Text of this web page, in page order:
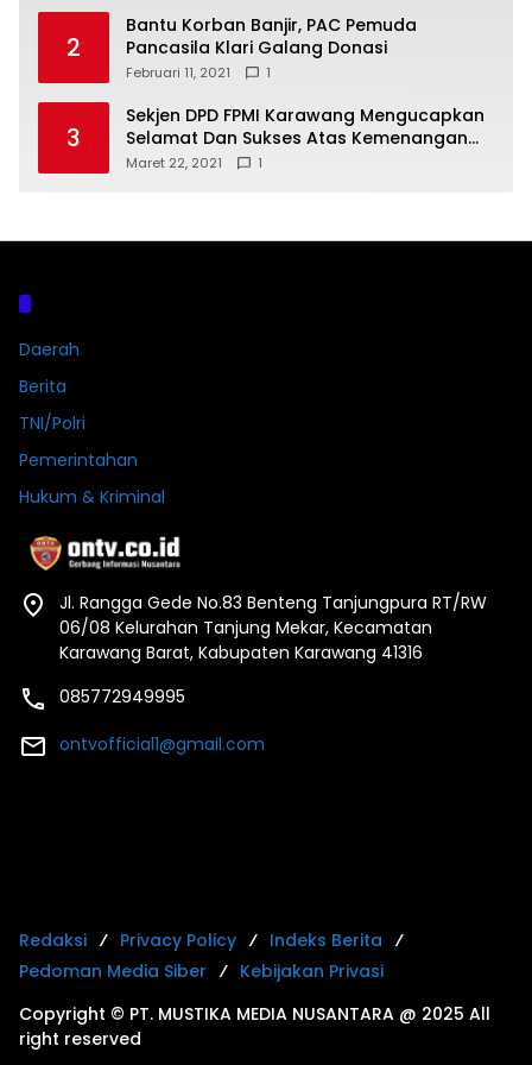
2
Bantu Korban Banjir, PAC Pemuda
Pancasila Klari Galang Donasi
Februari 11, 2021 1
3
Sekjen DPD FPMI Karawang Mengucapkan
Selamat Dan Sukses Atas Kemenangan
Calon Kades Dayeuhluhur H.Sapin
Maret 22, 2021 1
Daerah
Berita
TNI/Polri
Pemerintahan
Hukum & Kriminal
Jl. Rangga Gede No.83 Benteng Tanjungpura RT/RW
06/08 Kelurahan Tanjung Mekar, Kecamatan
Karawang Barat, Kabupaten Karawang 41316
085772949995
ontvofficial1@gmail.com
Redaksi Privacy Policy
Indeks Berita
Pedoman Media Siber
Kebijakan Privasi
Copyright © PT. MUSTIKA MEDIA NUSANTARA @ 2025 All
right reserved